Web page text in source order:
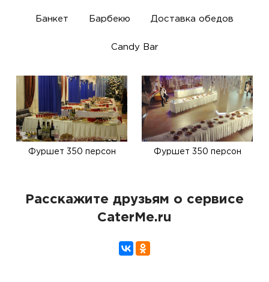
Банкет Барбекю Доставка обедов
Candy Bar
Фуршет 350 персон Фуршет 350 персон
Расскажите друзьям о сервисе
CaterMe.ru